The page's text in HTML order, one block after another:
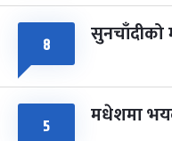
८ सुनचाँदीको
५ मधेशमा